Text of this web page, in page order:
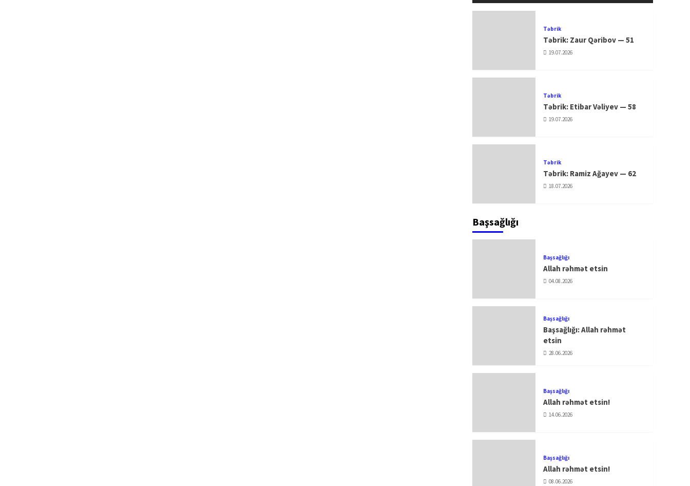
Təbrik
Təbrik: Zaur Qəribov — 51
19.07.2026
Təbrik
Təbrik: Etibar Vəliyev — 58
19.07.2026
Təbrik
Təbrik: Ramiz Ağayev — 62
18.07.2026
Başsağlığı
Başsağlığı
Allah rəhmət etsin
04.08.2026
Başsağlığı
Başsağlığı: Allah rəhmət
etsin
28.06.2026
Başsağlığı
Allah rəhmət etsin!
14.06.2026
Başsağlığı
Allah rəhmət etsin!
08.06.2026